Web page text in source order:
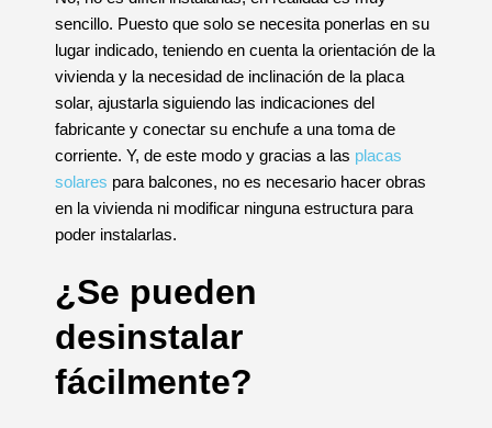
sencillo. Puesto que solo se necesita ponerlas en su
lugar indicado, teniendo en cuenta la orientación de la
vivienda y la necesidad de inclinación de la placa
solar, ajustarla siguiendo las indicaciones del
fabricante y conectar su enchufe a una toma de
corriente. Y, de este modo y gracias a las placas
solares para balcones, no es necesario hacer obras
en la vivienda ni modificar ninguna estructura para
poder instalarlas.
¿Se pueden
desinstalar
fácilmente?